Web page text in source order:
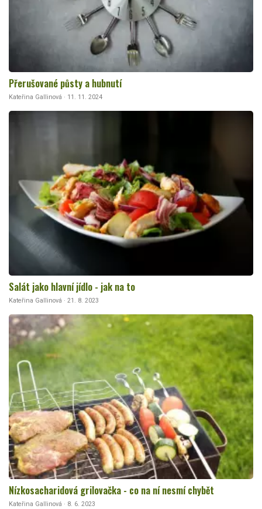
Přerušované půsty a hubnutí
Kateřina Gallinová · 11. 11. 2024
Salát jako hlavní jídlo - jak na to
Kateřina Gallinová · 21. 8. 2023
Nízkosacharidová grilovačka - co na ní nesmí chybět
Kateřina Gallinová · 8. 6. 2023